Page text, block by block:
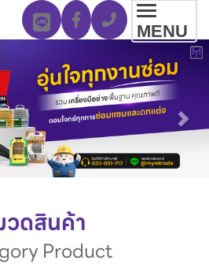
MENU
วดสินค้า
Product